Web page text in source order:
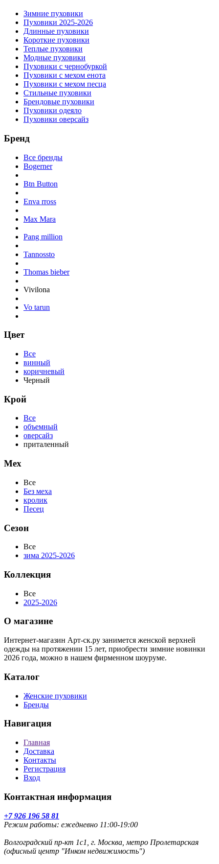
Зимние пуховики
Пуховики 2025-2026
Длинные пуховики
Короткие пуховики
Теплые пуховики
Модные пуховики
Пуховики с чернобуркой
Пуховики с мехом енота
Пуховики с мехом песца
Стильные пуховики
Брендовые пуховики
Пуховики одеяло
Пуховики оверсайз
Бренд
Все бренды
Bogerner
Btn Button
Enva rross
Max Mara
Pang million
Tannossto
Thomas bieber
Vivilona
Vo tarun
Цвет
Все
винный
коричневый
Черный
Крой
Все
объемный
оверсайз
приталенный
Мех
Все
Без меха
кролик
Песец
Сезон
Все
зима 2025-2026
Коллекция
Все
2025-2026
О магазине
Интернет-магазин Арт-ск.ру занимется женской верхней
одежды на протяжении 15 лет, приобрести зимние новинки
2026 года, можно в нашем фирменном шоуруме.
Каталог
Женские пуховики
Бренды
Навигация
Главная
Доставка
Контакты
Регистрация
Вход
Контактная информация
+7 926 196 58 81
Режим работы: ежедневно 11:00-19:00
Волгоградский пр-кт 1с1, г. Москва, метро Пролетарская
(офисный центр "Инком недвижимость")